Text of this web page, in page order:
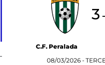
C.F. Peralada
3
08/03/2026 -